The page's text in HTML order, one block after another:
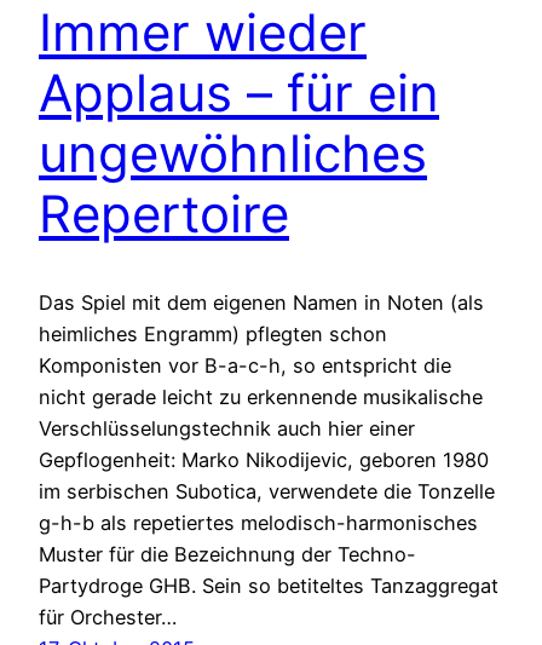
Immer wieder
Applaus – für ein
ungewöhnliches
Repertoire
Das Spiel mit dem eigenen Namen in Noten (als
heimliches Engramm) pflegten schon
Komponisten vor B-a-c-h, so entspricht die
nicht gerade leicht zu erkennende musikalische
Verschlüsselungstechnik auch hier einer
Gepflogenheit: Marko Nikodijevic, geboren 1980
im serbischen Subotica, verwendete die Tonzelle
g-h-b als repetiertes melodisch-harmonisches
Muster für die Bezeichnung der Techno-
Partydroge GHB. Sein so betiteltes Tanzaggregat
für Orchester…